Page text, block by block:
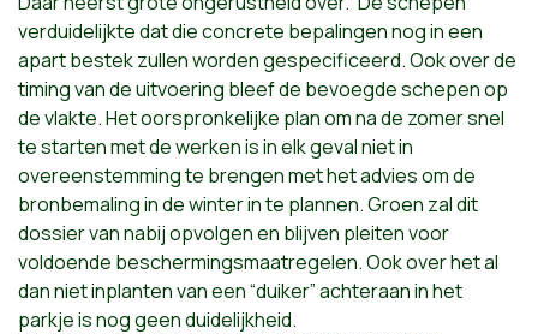
verduidelijkte dat die concrete bepalingen nog in een
apart bestek zullen worden gespecificeerd. Ook over de
timing van de uitvoering bleef de bevoegde schepen op
de vlakte. Het oorspronkelijke plan om na de zomer snel
te starten met de werken is in elk geval niet in
overeenstemming te brengen met het advies om de
bronbemaling in de winter in te plannen. Groen zal dit
dossier van nabij opvolgen en blijven pleiten voor
voldoende beschermingsmaatregelen. Ook over het al
dan niet inplanten van een “duiker” achteraan in het
parkje is nog geen duidelijkheid.